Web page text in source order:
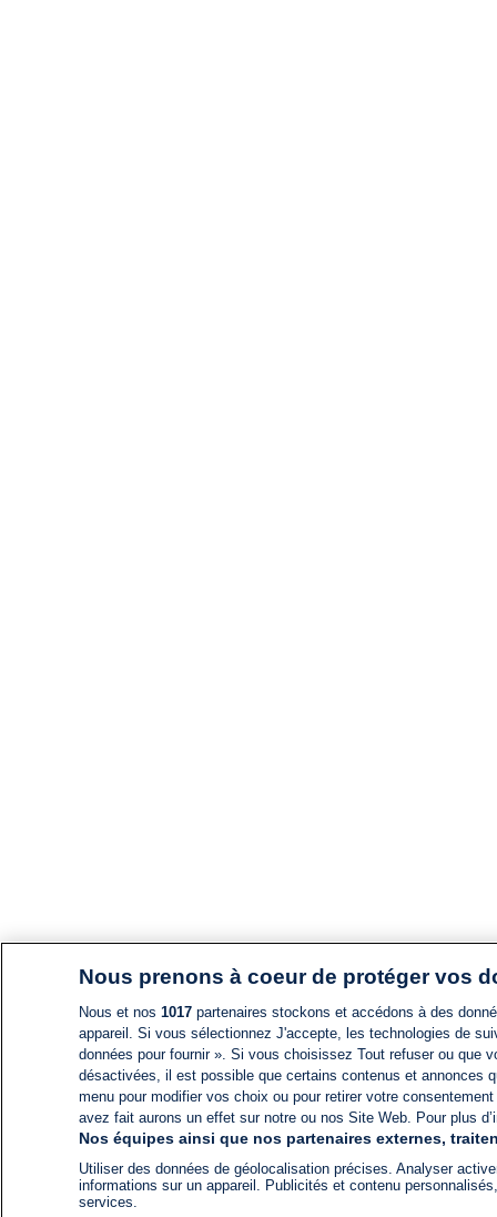
Nous prenons à coeur de protéger vos
Nous et nos 1017partenaires stockons et accédons à des
appareil. Si vous sélectionnez J'accepte, les technologies de
données pour fournir ». Si vous choisissez Tout refuser ou
désactivées, il est possible que certains contenus et annonces
menu pour modifier vos choix ou pour retirer votre
avez fait aurons un effet sur notre ou nos Site Web. Pour plus
Nos équipes ainsi que nos partenaires externes,
Utiliser des données de géolocalisation précises. Analyser
informations sur un appareil. Publicités et contenu
services.